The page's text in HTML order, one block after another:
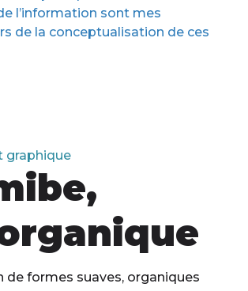
l’information sont mes
de la conceptualisation de ces
graphique
de formes suaves, organiques